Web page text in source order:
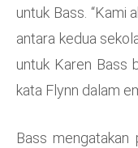
untuk Bass. “Kami
antara kedua
untuk Karen Bass
kata Flynn dalam
Bass mengatakan